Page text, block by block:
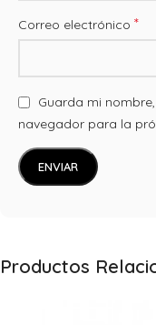
Correo electrónico *
Guarda mi
navegador para la
Productos